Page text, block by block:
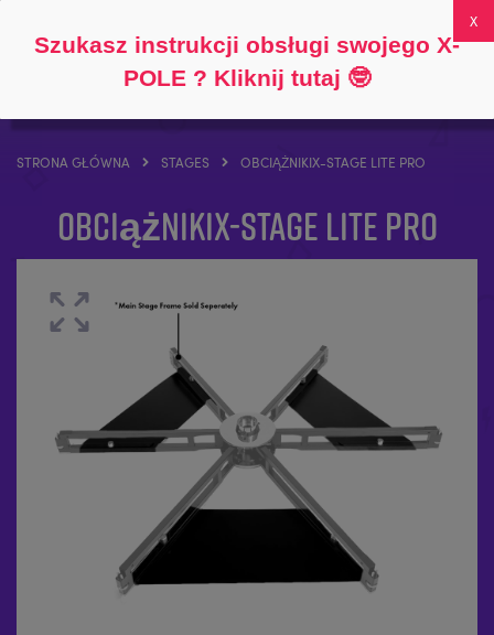
0
STRONA GŁÓWNA STAGES OBCIĄŻNIKIX-STAGE LITE PRO
ObciążnikiX-STAGE Lite Pro
Szukasz instrukcji obsługi swojego X-
POLE ? Kliknij tutaj 🤓